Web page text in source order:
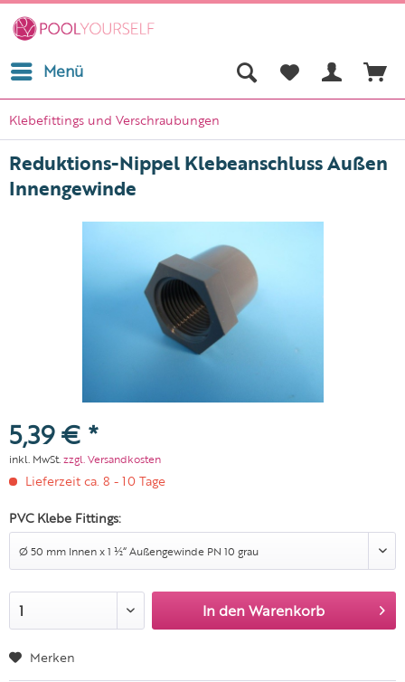
Menü
Klebefittings und Verschraubungen
Reduktions-Nippel Klebeanschluss Außen
Innengewinde
5,39 € *
inkl. MwSt. zzgl. Versandkosten
Lieferzeit ca. 8 - 10 Tage
PVC Klebe Fittings:
In den Warenkorb
Merken